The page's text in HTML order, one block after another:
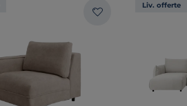
Liv. offerte